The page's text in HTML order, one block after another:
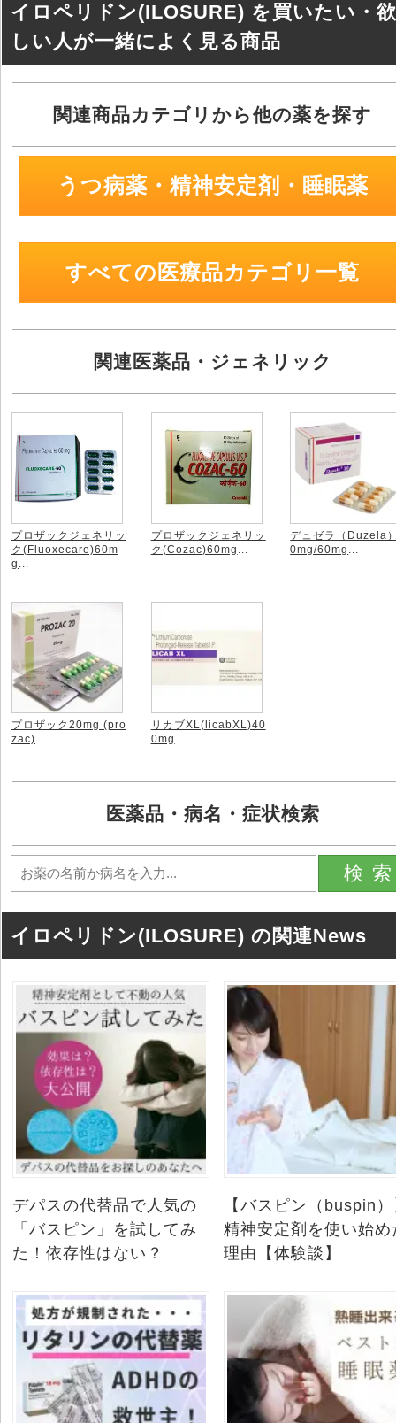
k
イロペリドン(ILOSURE) を買いたい・欲
しい人が一緒によく見る商品
関連商品カテゴリから他の薬を探す
うつ病薬・精神安定剤・睡眠薬
すべての医療品カテゴリ一覧
関連医薬品・ジェネリック
プロザックジェネリッ
ク(Fluoxecare)60m
g
プロザックジェネリッ
ク(Cozac)60mg
デュゼラ（Duzela
0mg/60mg
プロザック20mg (pro
zac)
リカブXL(licabXL)40
0mg
医薬品・病名・症状検索
検
イロペリドン(ILOSURE) の関連News
デパスの代替品で人気の
「バスピン」を試してみ
た！依存性はない？
【バスピン（buspin
精神安定剤を使い始め
理由【体験談】